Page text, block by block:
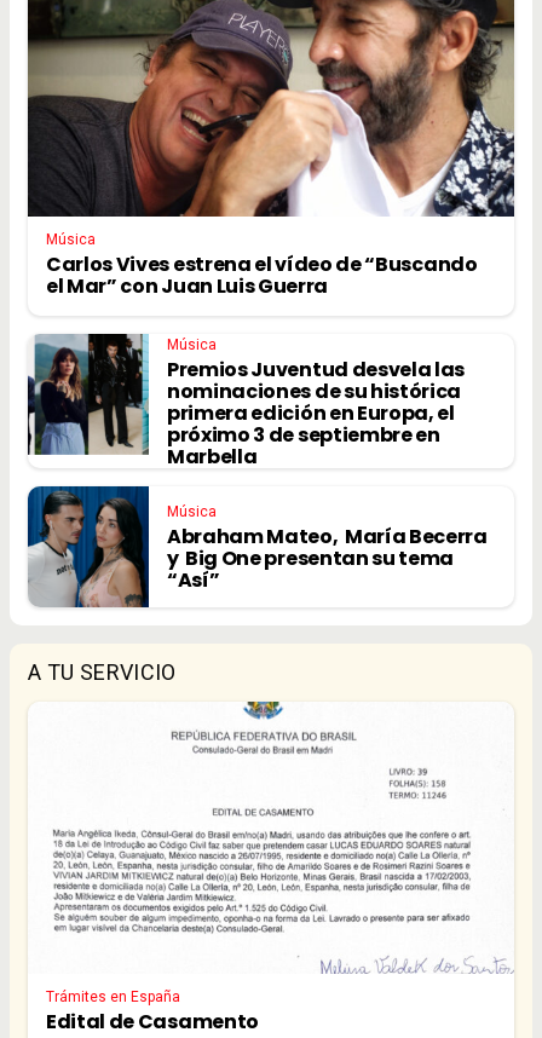
Música
Carlos Vives estrena el vídeo de “Buscando
el Mar” con Juan Luis Guerra
Música
Premios Juventud desvela las
nominaciones de su histórica
primera edición en Europa, el
próximo 3 de septiembre en
Marbella
Música
Abraham Mateo, María Becerra
y Big One presentan su tema
“Así”
A TU SERVICIO
Trámites en España
Edital de Casamento